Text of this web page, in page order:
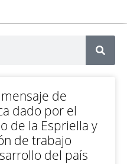
de
dado por el
de la Espriella y
de trabajo
del país